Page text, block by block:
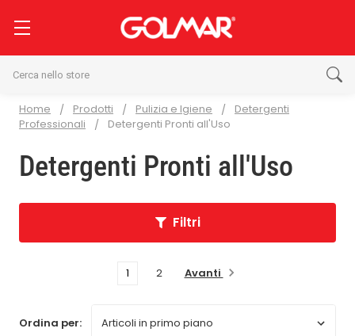
Home Prodotti Pulizia e Igiene
Detergenti
Professionali
Detergenti Pronti all'Uso
Detergenti Pronti all'Uso
Filtri
1 2 Avanti
Ordina per: